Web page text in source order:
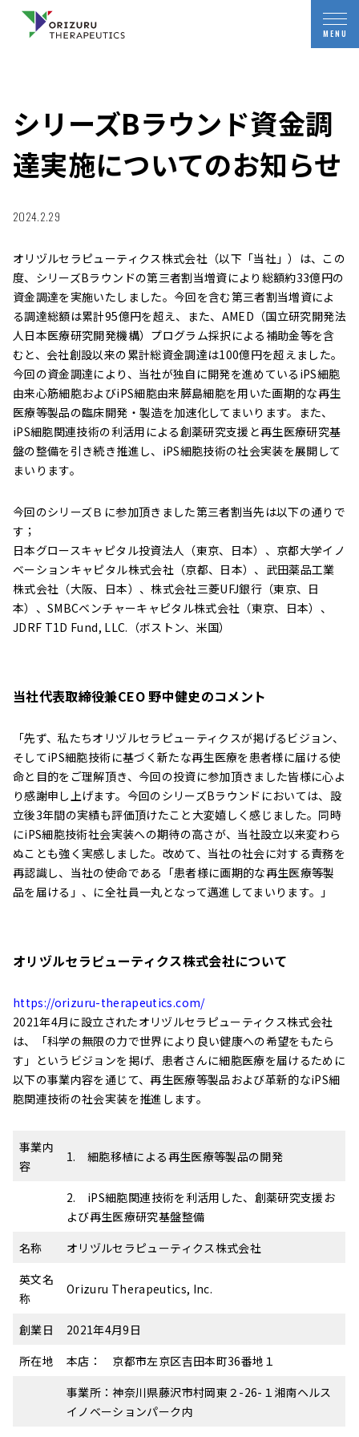
シリーズBラウンド資金調
達実施についてのお知らせ
2024.2.29
オリヅルセラピューティクス株式会社（以下「当社」）は、この
度、シリーズBラウンドの第三者割当増資により総額約33億円の
資金調達を実施いたしました。今回を含む第三者割当増資によ
る調達総額は累計95億円を超え、また、AMED（国立研究開発法
人日本医療研究開発機構）プログラム採択による補助金等を含
むと、会社創設以来の累計総資金調達は100億円を超えました。
今回の資金調達により、当社が独自に開発を進めているiPS細胞
由来心筋細胞およびiPS細胞由来膵島細胞を用いた画期的な再生
医療等製品の臨床開発・製造を加速化してまいります。また、
iPS細胞関連技術の利活用による創薬研究支援と再生医療研究基
盤の整備を引き続き推進し、iPS細胞技術の社会実装を展開して
まいります。
今回のシリーズＢに参加頂きました第三者割当先は以下の通りで
す；
日本グロースキャピタル投資法人（東京、日本）、京都大学イノ
ベーションキャピタル株式会社（京都、日本）、武田薬品工業
株式会社（大阪、日本）、株式会社三菱UFJ銀行（東京、日
本）、SMBCベンチャーキャピタル株式会社（東京、日本）、
JDRF T1D Fund, LLC.（ボストン、米国）
当社代表取締役兼CEO 野中健史のコメント
「先ず、私たちオリヅルセラピューティクスが掲げるビジョン、
そしてiPS細胞技術に基づく新たな再生医療を患者様に届ける使
命と目的をご理解頂き、今回の投資に参加頂きました皆様に心よ
り感謝申し上げます。今回のシリーズBラウンドにおいては、設
立後3年間の実績も評価頂けたこと大変嬉しく感じました。同時
にiPS細胞技術社会実装への期待の高さが、当社設立以来変わら
ぬことも強く実感しました。改めて、当社の社会に対する責務を
再認識し、当社の使命である「患者様に画期的な再生医療等製
品を届ける」、に全社員一丸となって邁進してまいります。」
オリヅルセラピューティクス株式会社について
https://orizuru-therapeutics.com/
2021年4月に設立されたオリヅルセラピューティクス株式会社
は、「科学の無限の力で世界により良い健康への希望をもたら
す」というビジョンを掲げ、患者さんに細胞医療を届けるために
以下の事業内容を通じて、再生医療等製品および革新的なiPS細
胞関連技術の社会実装を推進します。
事業内
容
1. 細胞移植による再生医療等製品の開発
2. iPS細胞関連技術を利活用した、創薬研究支援お
よび再生医療研究基盤整備
名称
オリヅルセラピューティクス株式会社
英文名
称
Orizuru Therapeutics, Inc.
創業日
2021年4月9日
所在地
本店： 京都市左京区吉田本町36番地１
事業所：神奈川県藤沢市村岡東２-26-１湘南ヘルス
イノベーションパーク内